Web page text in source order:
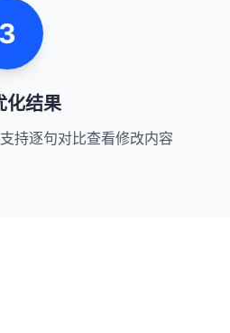
3
化结果
持逐句对比查看修改内容